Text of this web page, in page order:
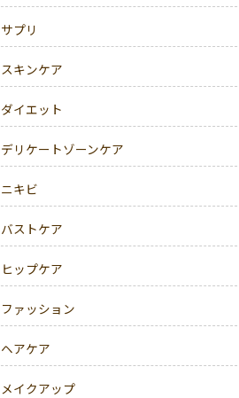
サプリ
スキンケア
ダイエット
デリケートゾーンケア
ニキビ
バストケア
ヒップケア
ファッション
ヘアケア
メイクアップ